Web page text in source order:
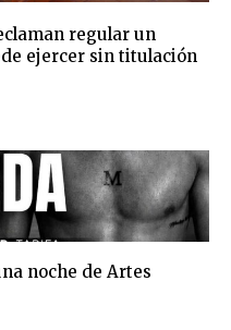
regular un
ejercer sin titulación
noche de Artes